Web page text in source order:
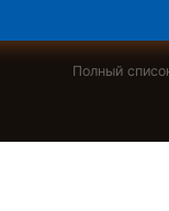
Полный